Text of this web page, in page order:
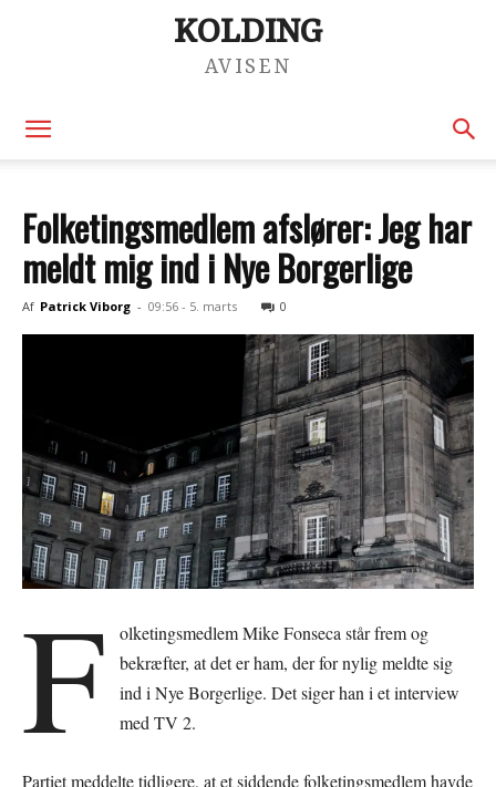
KOLDING
AVISEN
Folketingsmedlem afslører: Jeg har
meldt mig ind i Nye Borgerlige
Af Patrick Viborg - 09:56 - 5. marts 0
F
olketingsmedlem Mike Fonseca står frem og
bekræfter, at det er ham, der for nylig meldte sig
ind i Nye Borgerlige. Det siger han i et interview
med TV 2.
Partiet meddelte tidligere, at et siddende folketingsmedlem havde